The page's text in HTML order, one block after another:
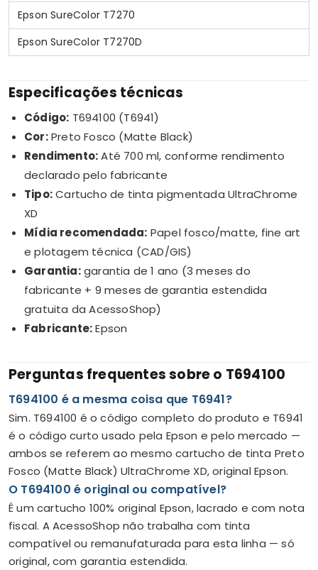
Epson SureColor T7270
Epson SureColor T7270D
Especificações técnicas
Código: T694100 (T6941)
Cor:Preto Fosco (Matte Black)
Rendimento:Até 700 ml, conforme rendimento
declarado pelo fabricante
Tipo:Cartucho de tinta pigmentada UltraChrome
XD
Mídia recomendada: Papel fosco/matte, fine art
e plotagem técnica (CAD/GIS)
Garantia:garantia de 1 ano (3 meses do
fabricante + 9 meses de garantia estendida
gratuita da AcessoShop)
Fabricante:Epson
Perguntas frequentes sobre o T694100
T694100 é a mesma coisa que T6941?
Sim. T694100 é o código completo do produto e T6941
é o código curto usado pela Epson e pelo mercado —
ambos se referem ao mesmo cartucho de tinta Preto
Fosco (Matte Black) UltraChrome XD, original Epson.
O T694100 é original ou compatível?
É um cartucho 100% original Epson, lacrado e com nota
fiscal. A AcessoShop não trabalha com tinta
compatível ou remanufaturada para esta linha — só
original, com garantia estendida.